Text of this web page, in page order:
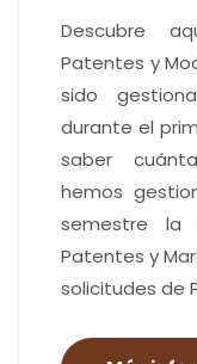
Descubre
Patentes y
sido
durante el
saber
hemos
semestre la
Patentes y
solicitudes de